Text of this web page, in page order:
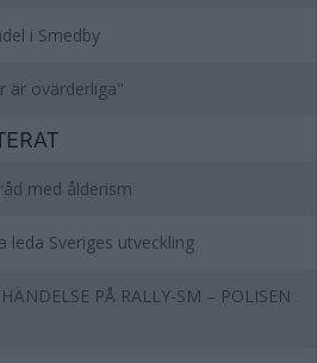
i Smedby
är ovärderliga"
med ålderism
leda Sveriges utveckling
PÅ RALLY-SM – POLISEN